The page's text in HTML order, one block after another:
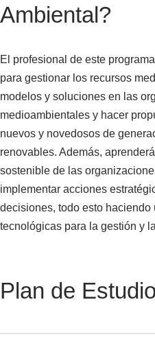
Ambiental?
El profesional de este
para gestionar los recursos
modelos y soluciones en las
medioambientales y hacer
nuevos y novedosos de
renovables. Además,
sostenible de las
implementar acciones
decisiones, todo esto haciendo
tecnológicas para la gestión y
Plan de Estudio